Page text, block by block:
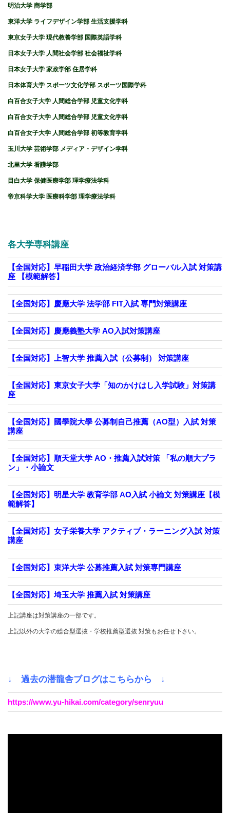
明治大学 商学部
東洋大学 ライフデザイン学部 生活支援学科
東京女子大学 現代教養学部 国際英語学科
日本女子大学 人間社会学部 社会福祉学科
日本女子大学 家政学部 住居学科
日本体育大学 スポーツ文化学部 スポーツ国際学科
白百合女子大学 人間総合学部 児童文化学科
白百合女子大学 人間総合学部 児童文化学科
白百合女子大学 人間総合学部 初等教育学科
玉川大学 芸術学部 メディア・デザイン学科
北里大学 看護学部
目白大学 保健医療学部 理学療法学科
帝京科学大学 医療科学部 理学療法学科
各大学専科講座
【全国対応】早稲田大学 政治経済学部 グローバル入試 対策講
座 【模範解答】
【全国対応】慶應大学 法学部 FIT入試 専門対策講座
【全国対応】慶應義塾大学 AO入試対策講座
【全国対応】上智大学 推薦入試（公募制） 対策講座
【全国対応】東京女子大学「知のかけはし入学試験」対策講
座
【全国対応】國學院大學 公募制自己推薦（AO型）入試 対策
講座
【全国対応】順天堂大学 AO・推薦入試対策 「私の順大プラ
ン」・小論文
【全国対応】明星大学 教育学部 AO入試 小論文 対策講座【模
範解答】
【全国対応】女子栄養大学 アクティブ・ラーニング入試 対策
講座
【全国対応】東洋大学 公募推薦入試 対策専門講座
【全国対応】埼玉大学 推薦入試 対策講座
上記講座は対策講座の一部です。
上記以外の大学の総合型選抜・学校推薦型選抜 対策もお任せ下さい。
↓ 過去の潜龍舎ブログはこちらから ↓
https://www.yu-hikai.com/category/senryuu